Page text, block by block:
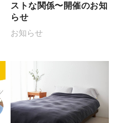
ストな関係〜開催のお知
らせ
お知らせ